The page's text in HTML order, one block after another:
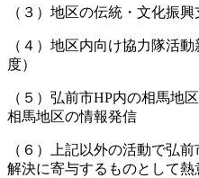
（３）地区の伝統・文化振興
（４）地区内向け協力隊活
度）
（５）弘前市HP内の相馬地
相馬地区の情報発信
（６）上記以外の活動で弘
解決に寄与するものとして